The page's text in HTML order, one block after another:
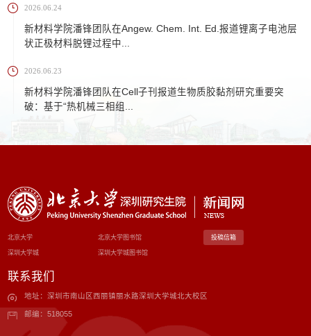
2026.06.24
新材料学院潘锋团队在Angew. Chem. Int. Ed.报道锂离子电池层
状正极材料脱锂过程中...
2026.06.23
新材料学院潘锋团队在Cell子刊报道生物质胶黏剂研究重要突
破：基于“热机械三相组...
北京大学 北京大学图书馆
深圳大学城 深圳大学城图书馆
投稿信箱
联系我们
地址：深圳市南山区西丽镇丽水路深圳大学城北大校区
邮编：518055